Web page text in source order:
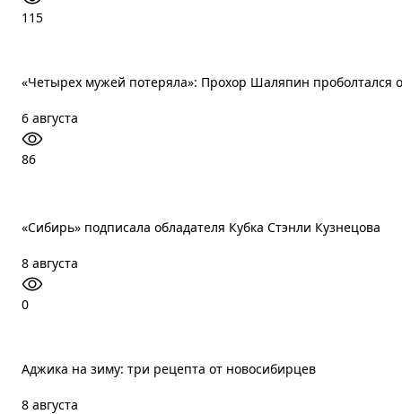
115
«Четырех мужей потеряла»: Прохор Шаляпин проболтался
6 августа
86
«Сибирь» подписала обладателя Кубка Стэнли Кузнецова
8 августа
0
Аджика на зиму: три рецепта от новосибирцев
8 августа